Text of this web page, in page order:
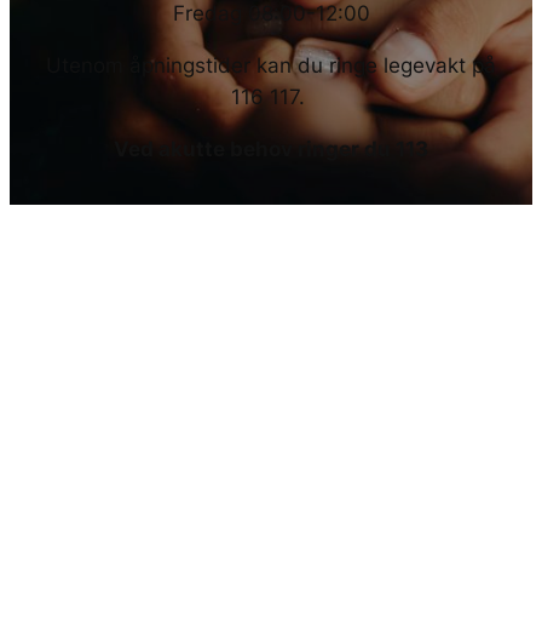
Fredag 08:00-12:00
Utenom åpningstider kan du ringe legevakt på
116 117.
Ved akutte behov ringer du 113